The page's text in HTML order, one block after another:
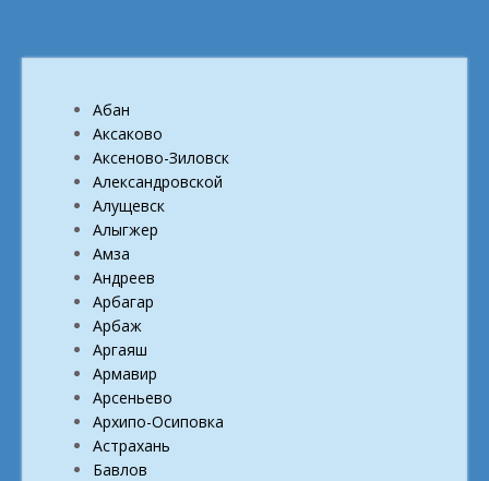
Абан
Аксаково
Аксеново-Зиловск
Александровской
Алущевск
Алыгжер
Амза
Андреев
Арбагар
Арбаж
Аргаяш
Армавир
Арсеньево
Архипо-Осиповка
Астрахань
Бавлов